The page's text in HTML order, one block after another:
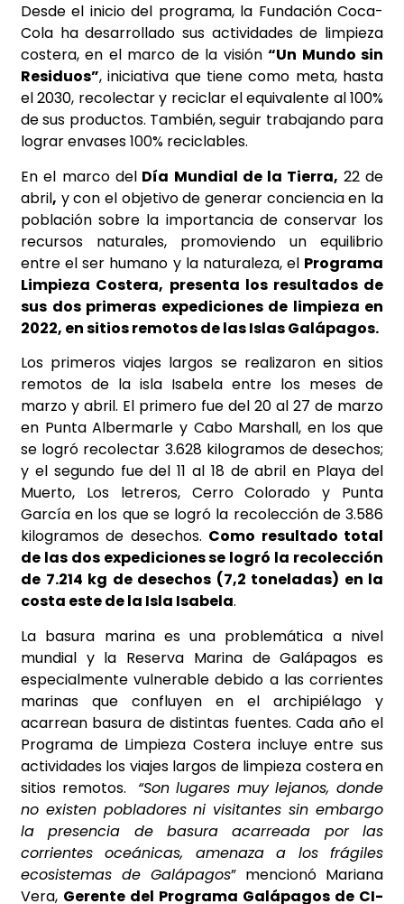
Desde el inicio del programa, la Fundación Coca-
Cola ha desarrollado sus actividades de limpieza
costera, en el marco de la visión“Un Mundo sin
Residuos”, iniciativa que tiene como meta, hasta
el 2030, recolectar y reciclar el equivalente al 100%
de sus productos. También, seguir trabajando para
lograr envases 100% reciclables.
En el marco delDía Mundial de la Tierra, 22 de
abril, y con el objetivo de generar conciencia en la
población sobre la importancia de conservar los
recursos naturales, promoviendo un equilibrio
entre el ser humano y la naturaleza, el Programa
Limpieza Costera, presenta los resultados de
sus dos primeras expediciones de limpieza en
2022, en sitios remotos de las Islas Galápagos.
Los primeros viajes largos se realizaron en sitios
remotos de la isla Isabela entre los meses de
marzo y abril. El primero fue del 20 al 27 de marzo
en Punta Albermarle y Cabo Marshall, en los que
se logró recolectar 3.628 kilogramos de desechos;
y el segundo fue del 11 al 18 de abril en Playa del
Muerto, Los letreros, Cerro Colorado y Punta
García en los que se logró la recolección de 3.586
kilogramos de desechos. Como resultado total
de las dos expediciones se logró la recolección
de 7.214 kg de desechos (7,2 toneladas) en la
costa este de la Isla Isabela.
La basura marina es una problemática a nivel
mundial y la Reserva Marina de Galápagos es
especialmente vulnerable debido a las corrientes
marinas que confluyen en el archipiélago y
acarrean basura de distintas fuentes. Cada año el
Programa de Limpieza Costera incluye entre sus
actividades los viajes largos de limpieza costera en
sitios remotos. “Son lugares muy lejanos, donde
no existen pobladores ni visitantes sin embargo
la presencia de basura acarreada por las
corrientes oceánicas, amenaza a los frágiles
ecosistemas de Galápagos” mencionó Mariana
Vera, Gerente del Programa Galápagos de CI-